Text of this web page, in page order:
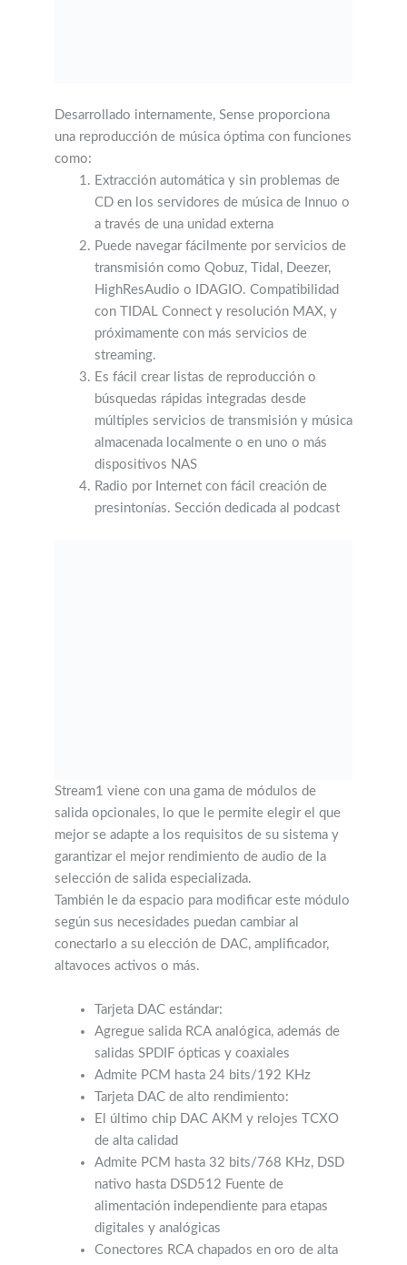
Desarrollado internamente, Sense proporciona
una reproducción de música óptima con funciones
como:
Extracción automática y sin problemas de
CD en los servidores de música de Innuo o
a través de una unidad externa
Puede navegar fácilmente por servicios de
transmisión como Qobuz, Tidal, Deezer,
HighResAudio o IDAGIO. Compatibilidad
con TIDAL Connect y resolución MAX, y
próximamente con más servicios de
streaming.
Es fácil crear listas de reproducción o
búsquedas rápidas integradas desde
múltiples servicios de transmisión y música
almacenada localmente o en uno o más
dispositivos NAS
Radio por Internet con fácil creación de
presintonías. Sección dedicada al podcast
Stream1 viene con una gama de módulos de
salida opcionales, lo que le permite elegir el que
mejor se adapte a los requisitos de su sistema y
garantizar el mejor rendimiento de audio de la
selección de salida especializada.
También le da espacio para modificar este módulo
según sus necesidades puedan cambiar al
conectarlo a su elección de DAC, amplificador,
altavoces activos o más.
Tarjeta DAC estándar:
Agregue salida RCA analógica, además de
salidas SPDIF ópticas y coaxiales
Admite PCM hasta 24 bits/192 KHz
Tarjeta DAC de alto rendimiento:
El último chip DAC AKM y relojes TCXO
de alta calidad
Admite PCM hasta 32 bits/768 KHz, DSD
nativo hasta DSD512 Fuente de
alimentación independiente para etapas
digitales y analógicas
Conectores RCA chapados en oro de alta